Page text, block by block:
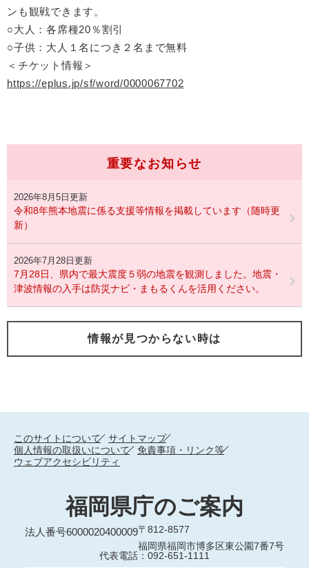
ンも観戦できます。
○大人：各席種20％割引
○子供：大人１名につき２名まで無料
＜チケット情報＞
https://eplus.jp/sf/word/0000067702
重要なお知らせ
2026年8月5日更新
令和8年熊本地震に係る支援等情報を掲載しています（随時更
新）
2026年7月28日更新
7月28日、県内で最大震度５弱の地震を観測しました。地震・
津波情報の入手は防災ナビ・まもるくんを活用ください。
情報が見つからない時は
このサイトについて
サイトマップ
個人情報の取扱いについて
免責事項・リンク等
ウェブアクセシビリティ
福岡県庁のご案内
法人番号6000020400009〒812-8577
福岡県福岡市博多区東公園7番7号
代表電話：092-651-1111